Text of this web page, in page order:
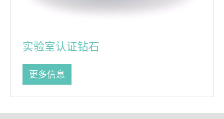
实验室认证钻石
更多信息